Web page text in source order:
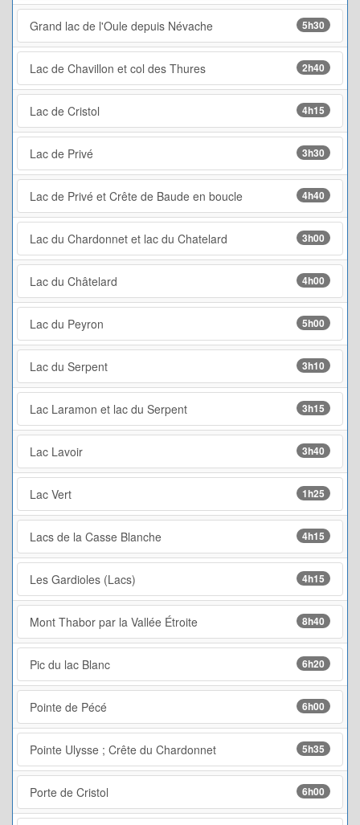
Grand lac de l'Oule depuis Névache 5h30
Lac de Chavillon et col des Thures 2h40
Lac de Cristol 4h15
Lac de Privé 3h30
Lac de Privé et Crête de Baude en boucle 4h40
Lac du Chardonnet et lac du Chatelard 3h00
Lac du Châtelard 4h00
Lac du Peyron 5h00
Lac du Serpent 3h10
Lac Laramon et lac du Serpent 3h15
Lac Lavoir 3h40
Lac Vert 1h25
Lacs de la Casse Blanche 4h15
Les Gardioles (Lacs) 4h15
Mont Thabor par la Vallée Étroite 8h40
Pic du lac Blanc 6h20
Pointe de Pécé 6h00
Pointe Ulysse ; Crête du Chardonnet 5h35
Porte de Cristol 6h00